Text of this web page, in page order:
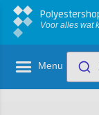
Voor alles wat
Menu